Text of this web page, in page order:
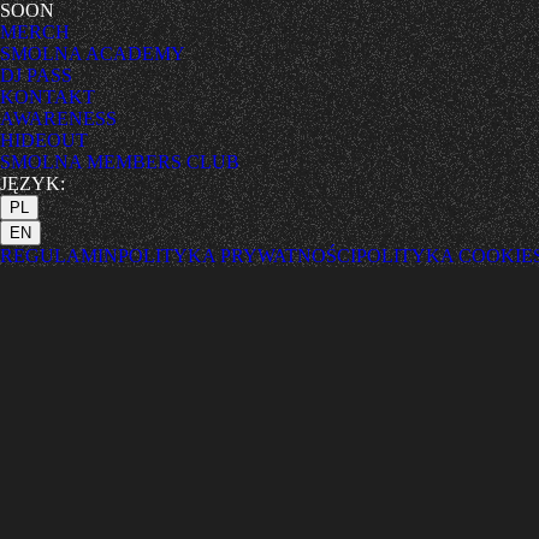
SOON
MERCH
SMOLNA ACADEMY
DJ PASS
KONTAKT
AWARENESS
HIDEOUT
SMOLNA MEMBERS CLUB
JĘZYK:
PL
EN
REGULAMINPOLITYKA PRYWATNOŚCIPOLITYKA